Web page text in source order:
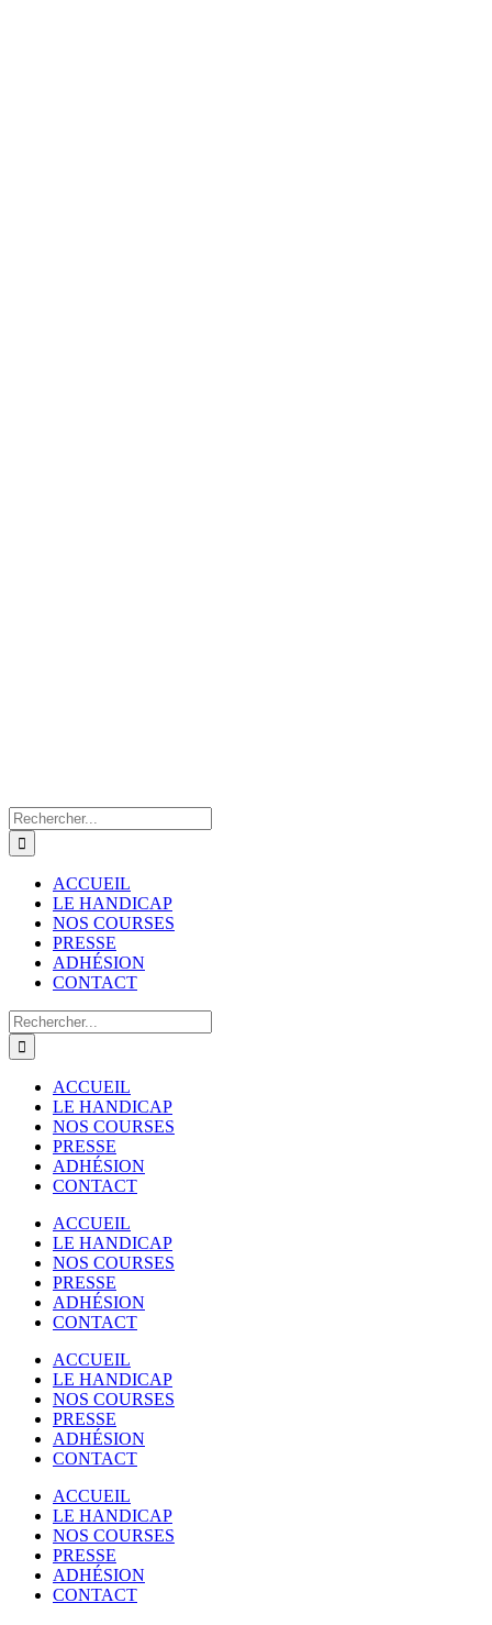
Rechercher:
ACCUEIL
LE HANDICAP
NOS COURSES
PRESSE
ADHÉSION
CONTACT
Rechercher:
ACCUEIL
LE HANDICAP
NOS COURSES
PRESSE
ADHÉSION
CONTACT
ACCUEIL
LE HANDICAP
NOS COURSES
PRESSE
ADHÉSION
CONTACT
ACCUEIL
LE HANDICAP
NOS COURSES
PRESSE
ADHÉSION
CONTACT
ACCUEIL
LE HANDICAP
NOS COURSES
PRESSE
ADHÉSION
CONTACT